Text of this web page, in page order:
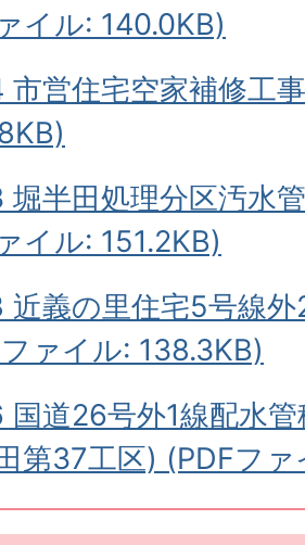
イル: 140.0KB)
営住宅空家補修工
半田処理分区汚水
イル: 151.2KB)
義の里住宅5号線外
ァイル: 138.3KB)
道26号外1線配水
第37工区) (PDFフ